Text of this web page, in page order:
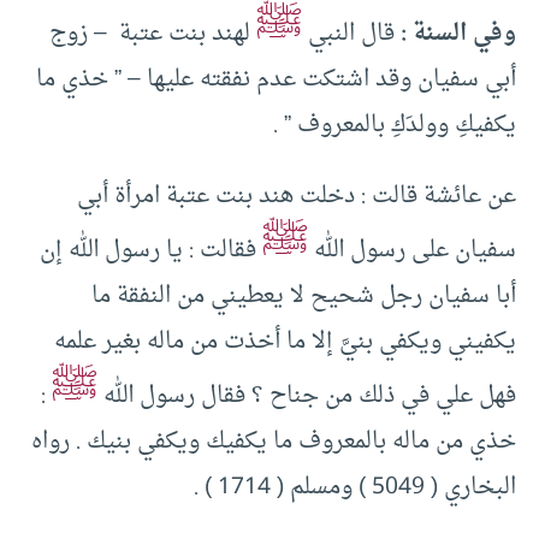
وفي السنة :قال النبيﷺلهند بنت عتبة – زوج
أبي سفيان وقد اشتكت عدم نفقته عليها – ” خذي ما
يكفيكِ وولدَكِ بالمعروف ” .
عن عائشة قالت : دخلت هند بنت عتبة امرأة أبي
سفيان على رسول اللهﷺفقالت : يا رسول الله إن
أبا سفيان رجل شحيح لا يعطيني من النفقة ما
يكفيني ويكفي بنيَّ إلا ما أخذت من ماله بغير علمه
فهل علي في ذلك من جناح ؟ فقال رسول اللهﷺ:
خذي من ماله بالمعروف ما يكفيك ويكفي بنيك . رواه
البخاري ( 5049 ) ومسلم ( 1714 ) .